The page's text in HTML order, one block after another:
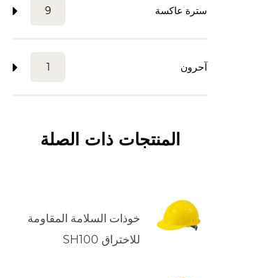
سترة عاكسة 9
آحرون 1
المنتجات ذات الصلة
خوذات السلامة المقاومة
للاختراق SH100